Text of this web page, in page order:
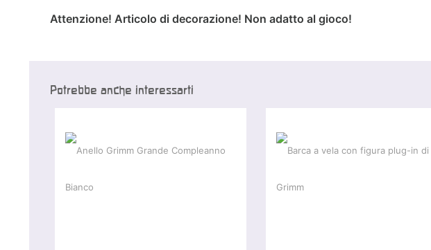
Attenzione! Articolo di decorazione! Non adatto al gioco!
Potrebbe anche interessarti